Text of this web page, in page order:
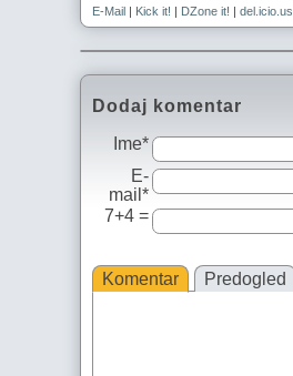
E-Mail | Kick it! | DZone it! | del.icio.us
Dodaj komentar
Ime*
E-
mail*
7+4 =
Komentar Predogled